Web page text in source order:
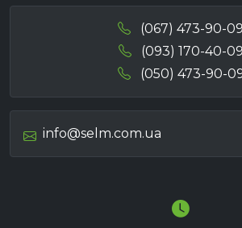
(067) 473-90-09
(093) 170-40-09
(050) 473-90-
info@selm.com.ua